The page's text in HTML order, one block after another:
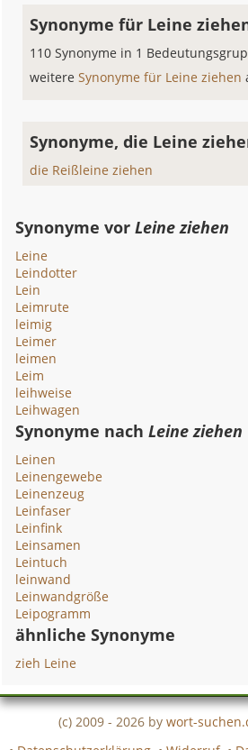
Synonyme für Leine
110 Synonyme in 1
weitereSynonyme für Leine ziehen
Synonyme, die Leine
die Reißleine ziehen
Synonyme vorLeine ziehen
Leine
Leindotter
Lein
Leimrute
leimig
Leimer
leimen
Leim
leihweise
Leihwagen
Synonyme nachLeine ziehen
Leinen
Leinengewebe
Leinenzeug
Leinfaser
Leinfink
Leinsamen
Leintuch
leinwand
Leinwandgröße
Leipogramm
ähnliche Synonyme
zieh Leine
(c) 2009 - 2026 by wort-